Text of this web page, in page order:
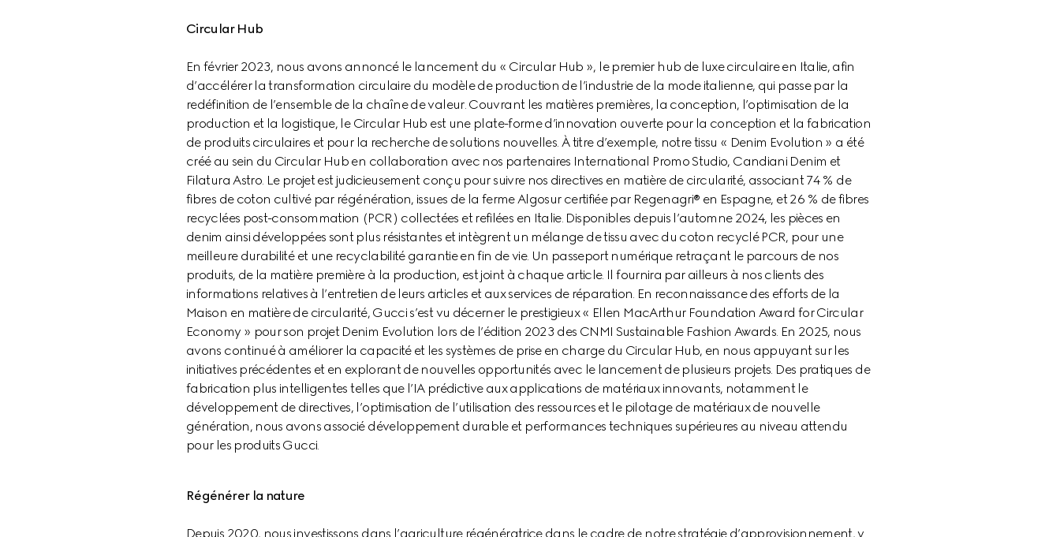
Circular Hub
En février 2023, nous avons annoncé le lancement du « Circular Hub », le premier hub de luxe circulaire en Italie, afin
d’accélérer la transformation circulaire du modèle de production de l’industrie de la mode italienne, qui passe par la
redéfinition de l’ensemble de la chaîne de valeur. Couvrant les matières premières, la conception, l’optimisation de la
production et la logistique, le Circular Hub est une plate-forme d’innovation ouverte pour la conception et la fabrication
de produits circulaires et pour la recherche de solutions nouvelles. À titre d’exemple, notre tissu « Denim Evolution » a été
créé au sein du Circular Hub en collaboration avec nos partenaires International Promo Studio, Candiani Denim et
Filatura Astro. Le projet est judicieusement conçu pour suivre nos directives en matière de circularité, associant 74 % de
fibres de coton cultivé par régénération, issues de la ferme Algosur certifiée par Regenagri® en Espagne, et 26 % de fibres
recyclées post-consommation (PCR) collectées et refilées en Italie. Disponibles depuis l’automne 2024, les pièces en
denim ainsi développées sont plus résistantes et intègrent un mélange de tissu avec du coton recyclé PCR, pour une
meilleure durabilité et une recyclabilité garantie en fin de vie. Un passeport numérique retraçant le parcours de nos
produits, de la matière première à la production, est joint à chaque article. Il fournira par ailleurs à nos clients des
informations relatives à l’entretien de leurs articles et aux services de réparation. En reconnaissance des efforts de la
Maison en matière de circularité, Gucci s’est vu décerner le prestigieux « Ellen MacArthur Foundation Award for Circular
Economy » pour son projet Denim Evolution lors de l’édition 2023 des CNMI Sustainable Fashion Awards. En 2025, nous
avons continué à améliorer la capacité et les systèmes de prise en charge du Circular Hub, en nous appuyant sur les
initiatives précédentes et en explorant de nouvelles opportunités avec le lancement de plusieurs projets. Des pratiques de
fabrication plus intelligentes telles que l’IA prédictive aux applications de matériaux innovants, notamment le
développement de directives, l’optimisation de l’utilisation des ressources et le pilotage de matériaux de nouvelle
génération, nous avons associé développement durable et performances techniques supérieures au niveau attendu
pour les produits Gucci.
Régénérer la nature
Depuis 2020, nous investissons dans l’agriculture régénératrice dans le cadre de notre stratégie d’approvisionnement, y